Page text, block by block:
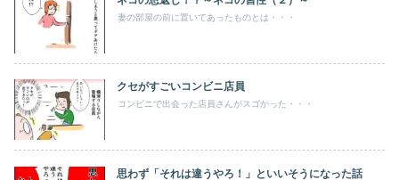
妻の部屋の前に置いてあったものとは・・・
クセがすごいコンビニ店員
コンビニで出会った店員さんがスゴかった・・・
思わず「それは違うやろ！」といいそうになった話